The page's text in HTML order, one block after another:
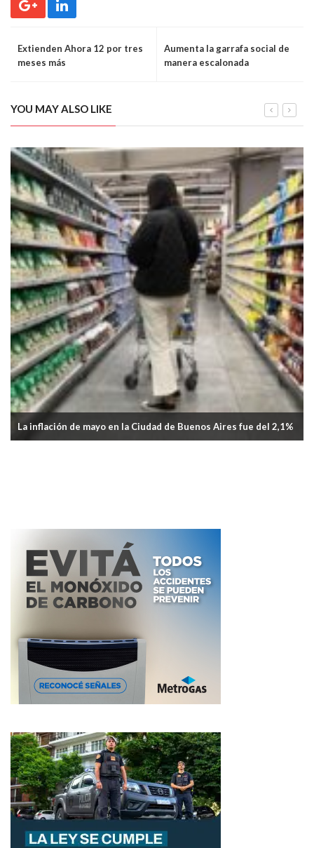
Extienden Ahora 12 por tres
meses más
Aumenta la garrafa social de
manera escalonada
YOU MAY ALSO LIKE
en la Ciudad de Buenos Aires fue del 2,1% Aprobaron el Plan